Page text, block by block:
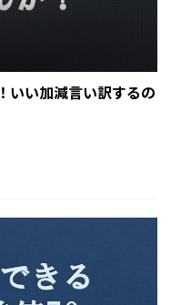
いい加減言い訳するの